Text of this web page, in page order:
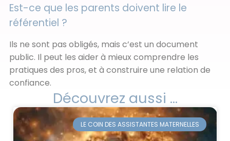
Est-ce que les parents doivent lire le
référentiel ?
Ils ne sont pas obligés, mais c’est un document
public. Il peut les aider à mieux comprendre les
pratiques des pros, et à construire une relation de
confiance.
Découvrez aussi ...
LE COIN DES ASSISTANTES MATERNELLES